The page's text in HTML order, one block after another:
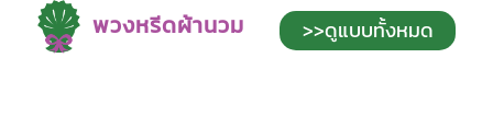
พวงหรีดผ้านวม >>ดูแบบทั้งหมด